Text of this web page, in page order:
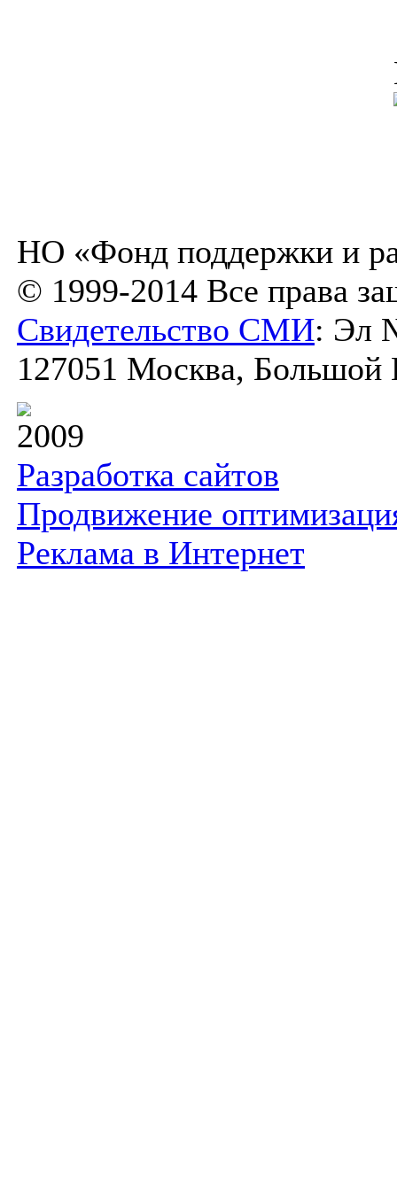
НО «Фонд поддержки и
© 1999-2014 Все права
Свидетельство СМИ: Эл
127051 Москва, Большой
2009
Разработка сайтов
Продвижение
Реклама в Интернет